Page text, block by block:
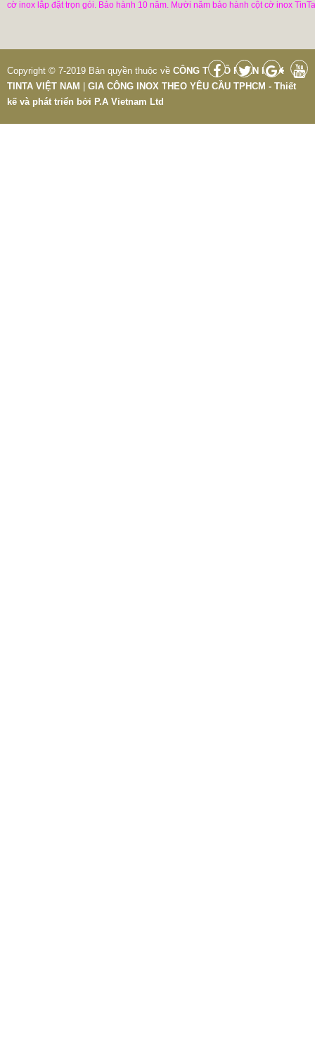
cờ inox lắp đặt trọn gói. Bảo hành 10 năm. Mười năm bảo hành cột cờ inox
Copyright © 7-2019 Bản quyền thuộc về CÔNG TY CỔ PHẦN INOX
TINTA VIỆT NAM
GIA CÔNG INOX THEO YÊU CẦU TPHCM - Thiết
kế và phát triển bởi P.A Vietnam Ltd